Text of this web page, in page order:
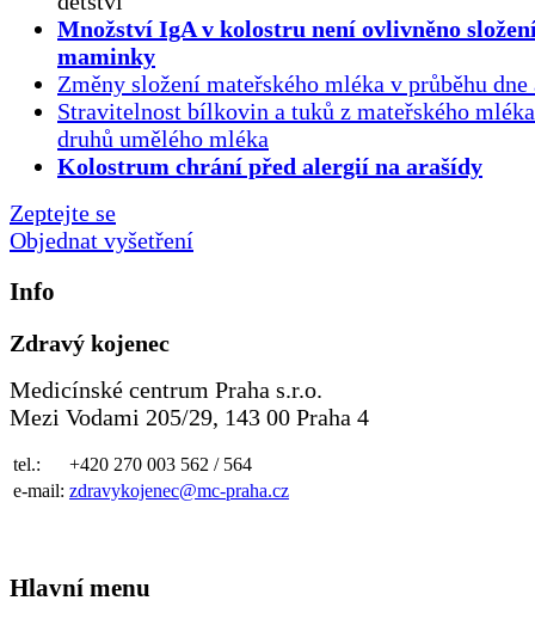
Množství IgA v kolostru není ovlivněno
maminky
Změny složení mateřského mléka v průběhu dne
Stravitelnost bílkovin a tuků z mateřského
druhů umělého mléka
Kolostrum chrání před alergií na arašídy
Zeptejte se
Objednat vyšetření
Info
Zdravý kojenec
Medicínské centrum Praha s.r.o.
Mezi Vodami 205/29, 143 00 Praha 4
tel.:
+420 270 003 562 / 564
e-mail: zdravykojenec@mc-praha.cz
Hlavní menu